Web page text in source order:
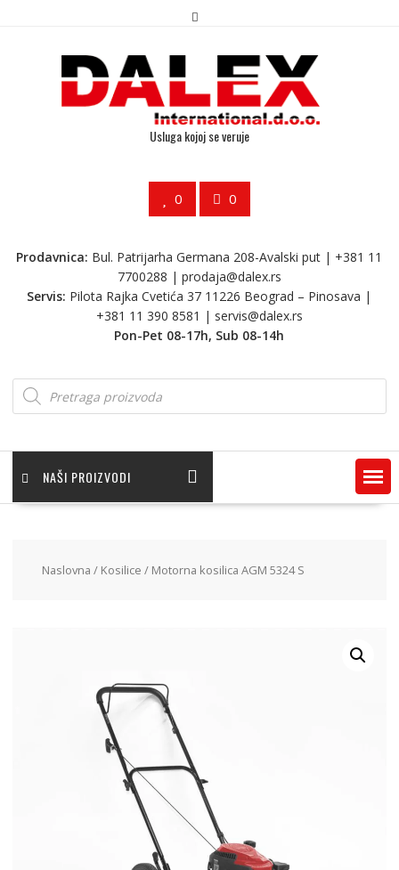
Usluga kojoj se veruje
0 0
Prodavnica: Bul. Patrijarha Germana 208-Avalski put | +381 11
7700288 | prodaja@dalex.rs
Servis: Pilota Rajka Cvetića 37 11226 Beograd – Pinosava |
+381 11 390 8581 | servis@dalex.rs
Pon-Pet 08-17h, Sub 08-14h
NAŠI PROIZVODI
Naslovna / Kosilice / Motorna kosilica AGM 5324 S